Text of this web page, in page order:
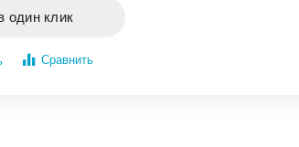
один клик
Сравнить